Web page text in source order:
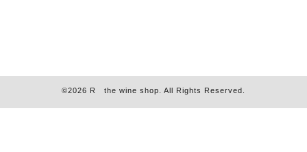
©2026 R the wine shop . All Rights Reserved.